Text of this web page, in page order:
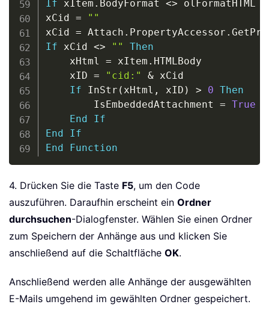
If xItem . BodyFormat <> olFormatHTML
xCid =
""
xCid = Attach . PropertyAccessor .
If xCid <> ""
Then
    xHtml
= xItem . HTMLBody
    xID
= "cid:" & xCid
If InStr ( xHtml , xID ) > 0 Then
        IsEmbeddedAttachment
= True
End
If
End
If
End
Function
4. Drücken Sie die Taste F5, um den Code
auszuführen. Daraufhin erscheint ein Ordner
durchsuchen-Dialogfenster. Wählen Sie einen Ordner
zum Speichern der Anhänge aus und klicken Sie
anschließend auf die Schaltfläche OK.
Anschließend werden alle Anhänge der ausgewählten
E-Mails umgehend im gewählten Ordner gespeichert.